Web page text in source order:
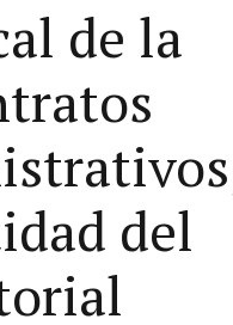
de la
del